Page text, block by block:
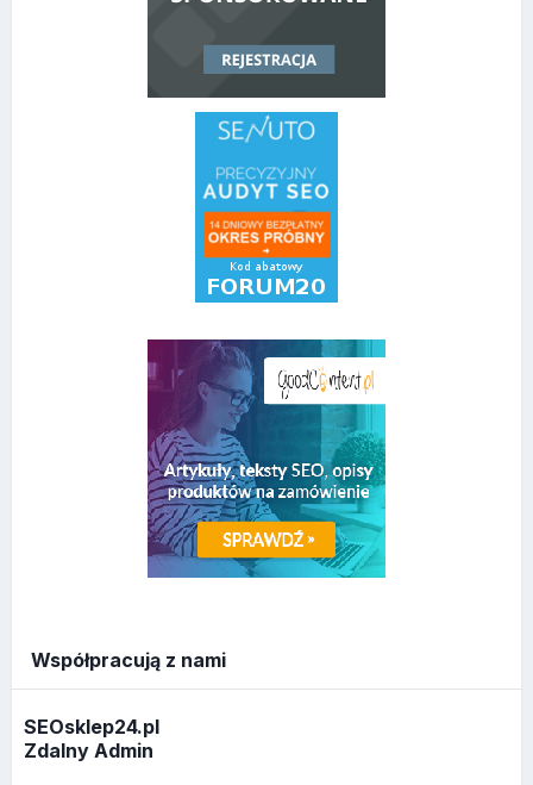
Współpracują z nami
SEOsklep24.pl
Zdalny Admin